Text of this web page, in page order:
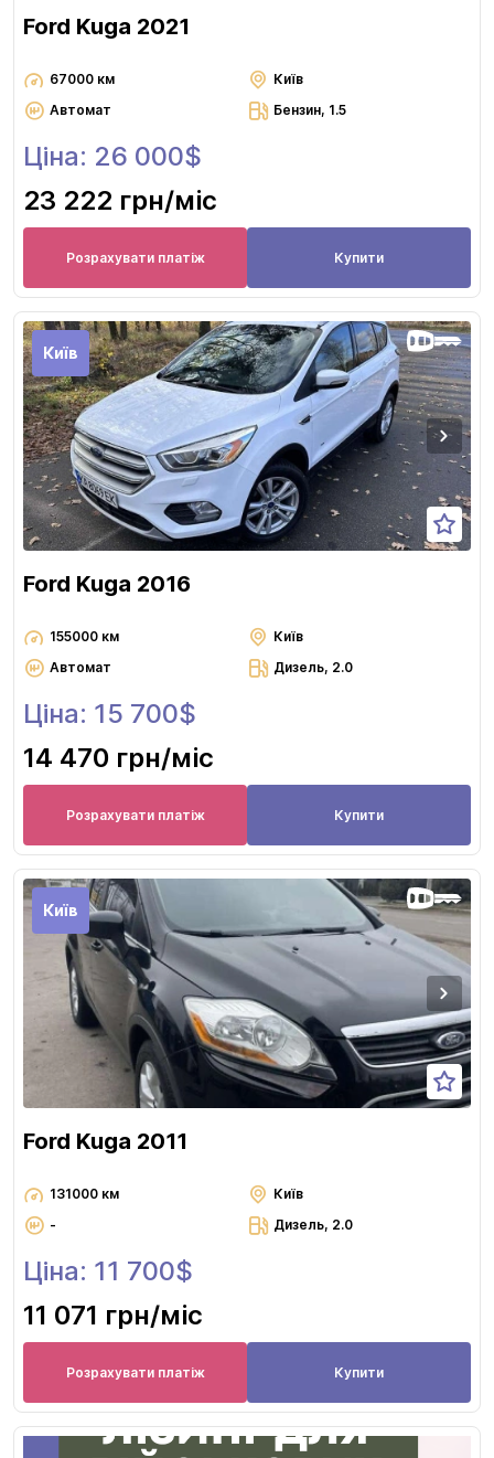
Ford Kuga 2021
67000 км
Київ
Автомат
Бензин, 1.5
Ціна: 26 000$
23 222 грн/міс
Розрахувати платіж Купити
Київ
Ford Kuga 2016
155000 км
Київ
Автомат
Дизель, 2.0
Ціна: 15 700$
14 470 грн/міс
Розрахувати платіж Купити
Київ
Ford Kuga 2011
131000 км
Київ
-
Дизель, 2.0
Ціна: 11 700$
11 071 грн/міс
Розрахувати платіж Купити